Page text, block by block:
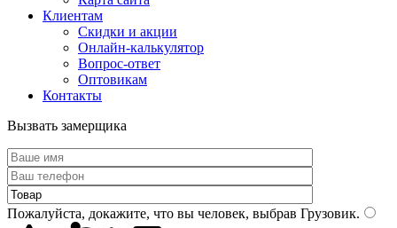
Клиентам
Скидки и акции
Онлайн-калькулятор
Вопрос-ответ
Оптовикам
Контакты
Вызвать замерщика
Пожалуйста, докажите, что вы человек, выбрав Грузовик.